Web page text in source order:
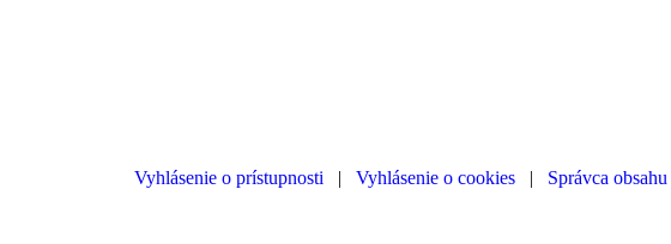
Vyhlásenie o prístupnosti | Vyhlásenie o cookies | Správca obsahu